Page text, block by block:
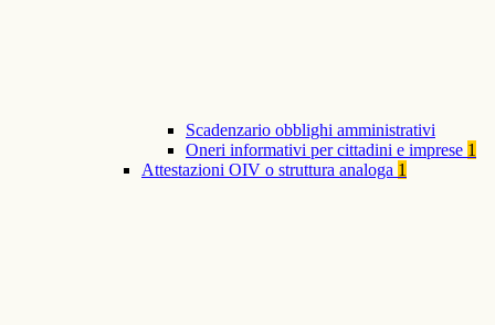
Scadenzario obblighi amministrativi
Oneri informativi per cittadini e imprese 1
Attestazioni OIV o struttura analoga 1